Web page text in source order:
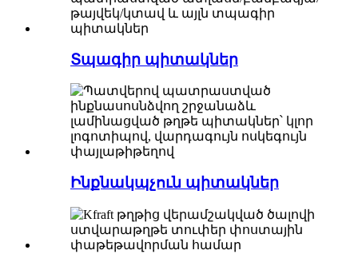
Տպագիր պիտակներ
Ինքնակպչուն պիտակներ